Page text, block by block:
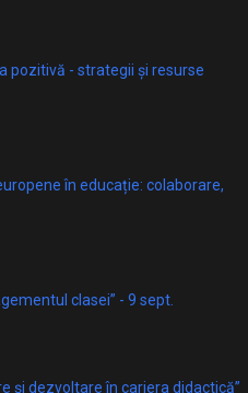
pozitivă - strategii și resurse
în educație: colaborare,
clasei” - 9 sept.
și dezvoltare în cariera didactică”